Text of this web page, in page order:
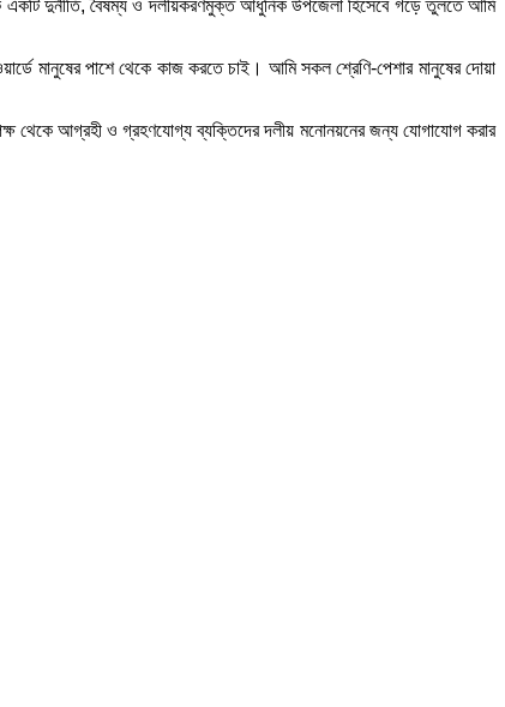
একটি দুর্নীতি, বৈষম্য ও দলীয়করণমুক্ত আধুনিক উপজেলা হিসেবে গড়ে তুলতে আমি
মানুষের পাশে থেকে কাজ করতে চাই। আমি সকল শ্রেণি-পেশার মানুষের দোয়া
থেকে আগ্রহী ও গ্রহণযোগ্য ব্যক্তিদের দলীয় মনোনয়নের জন্য যোগাযোগ করার